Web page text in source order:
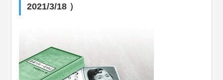
2021/3/18 ）